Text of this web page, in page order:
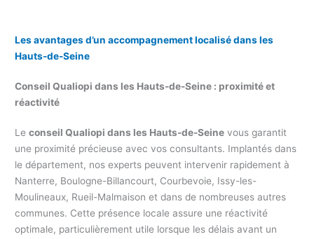
Les avantages d’un accompagnement localisé dans les
Hauts-de-Seine
Conseil Qualiopi dans les Hauts-de-Seine : proximité et
réactivité
Leconseil Qualiopi dans les Hauts-de-Seine vous garantit
une proximité précieuse avec vos consultants. Implantés dans
le département, nos experts peuvent intervenir rapidement à
Nanterre, Boulogne-Billancourt, Courbevoie, Issy-les-
Moulineaux, Rueil-Malmaison et dans de nombreuses autres
communes. Cette présence locale assure une réactivité
optimale, particulièrement utile lorsque les délais avant un